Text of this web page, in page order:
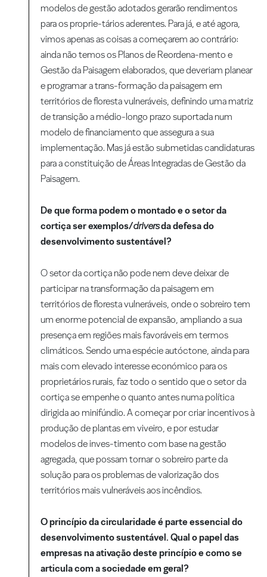
modelos de gestão adotados gerarão rendimentos
para os proprie-tários aderentes. Para já, e até agora,
vimos apenas as coisas a começarem ao contrário:
ainda não temos os Planos de Reordena-mento e
Gestão da Paisagem elaborados, que deveriam planear
e programar a trans-formação da paisagem em
territórios de floresta vulneráveis, definindo uma matriz
de transição a médio-longo prazo suportada num
modelo de financiamento que assegura a sua
implementação. Mas já estão submetidas candidaturas
para a constituição de Áreas Integradas de Gestão da
Paisagem.
De que forma podem o montado e o setor da
cortiça ser exemplos/driversda defesa do
desenvolvimento sustentável?
O setor da cortiça não pode nem deve deixar de
participar na transformação da paisagem em
territórios de floresta vulneráveis, onde o sobreiro tem
um enorme potencial de expansão, ampliando a sua
presença em regiões mais favoráveis em termos
climáticos. Sendo uma espécie autóctone, ainda para
mais com elevado interesse económico para os
proprietários rurais, faz todo o sentido que o setor da
cortiça se empenhe o quanto antes numa política
dirigida ao minifúndio. A começar por criar incentivos à
produção de plantas em viveiro, e por estudar
modelos de inves-timento com base na gestão
agregada, que possam tornar o sobreiro parte da
solução para os problemas de valorização dos
territórios mais vulneráveis aos incêndios.
O princípio da circularidade é parte essencial do
desenvolvimento sustentável. Qual o papel das
empresas na ativação deste princípio e como se
articula com a sociedade em geral?